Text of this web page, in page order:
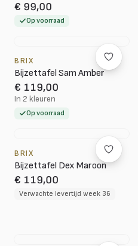
€ 99,00
Op voorraad
BRIX
Bijzettafel Sam Amber
€ 119,00
In 2 kleuren
Op voorraad
BRIX
Bijzettafel Dex Maroon
€ 119,00
Verwachte levertijd week 36